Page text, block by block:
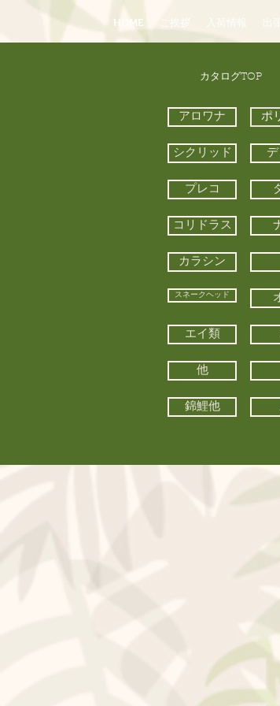
HOME ご挨拶 入荷情報 出
​カタログTOP
アロワナ ポ
シクリッド
プレコ
コリドラス
カラシン
スネークヘッド
エイ類
他
錦鯉他